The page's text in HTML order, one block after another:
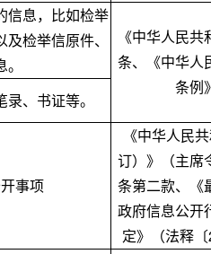
信息，比如检举
检举信原件、
《中华人民
条、《中华人
条例
、书证等。
事项
《中华人民
订）》（主席
条第二款、《
政府信息公开
定》（法释